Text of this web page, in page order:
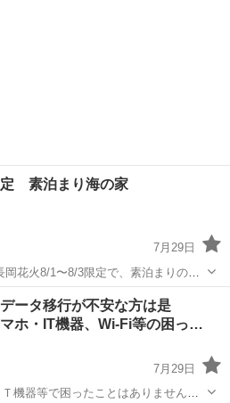
素泊まり海の家
7月29日
花火8/1〜8/3限定で、素泊まりのみ
第、終了します。 3日間共に、
イレ付き 大広間に素泊まりとなりま
その他
データ移行が不安な方は是
ホ・IT機器、Wi-Fi等の困っ…
7月29日
機器等で困ったことはありません